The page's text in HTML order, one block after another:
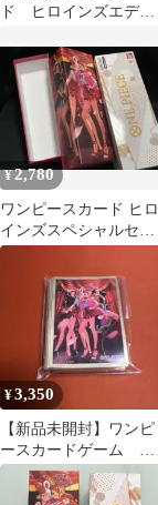
ド ヒロインズエディ
ン ハンコック ウタ
¥2,780
ワンピースカード ヒロ
インズスペシャルセッ
ト 特製ストレージボッ
クス 外箱
¥3,350
【新品未開封】ワンピ
ースカードゲーム ヒ
ロインズスペシャルセ
ット スリーブのみ